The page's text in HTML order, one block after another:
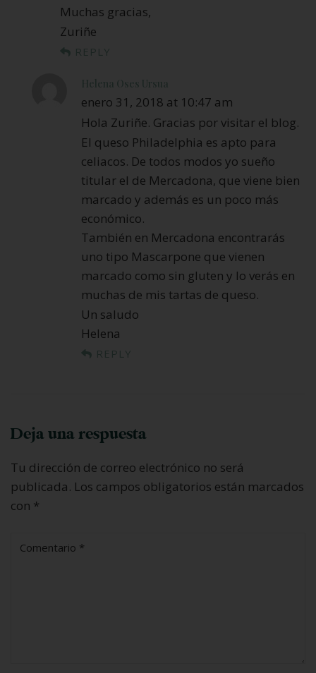
Muchas gracias,
Zuriñe
REPLY
Helena Oses Ursua
enero 31, 2018 at 10:47 am
Hola Zuriñe. Gracias por visitar el blog.
El queso Philadelphia es apto para
celiacos. De todos modos yo sueño
titular el de Mercadona, que viene bien
marcado y además es un poco más
económico.
También en Mercadona encontrarás
uno tipo Mascarpone que vienen
marcado como sin gluten y lo verás en
muchas de mis tartas de queso.
Un saludo
Helena
REPLY
Deja una respuesta
Tu dirección de correo electrónico no será
publicada. Los campos obligatorios están marcados
con *